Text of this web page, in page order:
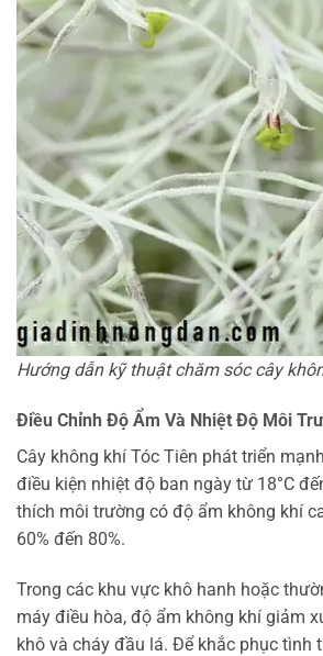
Hướng dẫn kỹ thuật chăm sóc cây
Điều Chỉnh Độ Ẩm Và Nhiệt Độ Môi
Cây không khí Tóc Tiên phát triển
điều kiện nhiệt độ ban ngày từ 18°C
thích môi trường có độ ẩm không khí
60% đến 80%.
Trong các khu vực khô hanh hoặc
máy điều hòa, độ ẩm không khí giảm
khô và cháy đầu lá. Để khắc phục tình